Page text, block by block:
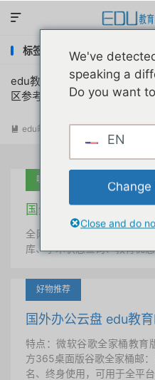

标签：教育机构网站后缀
edu教育后缀edu域名注册申
区参考普及首发
 edu邮箱资讯 阅读(9108)
吐血推荐
国外学术美国 edu教
全网唯一首发、自定义用
库、学术状态查询、教育优
好物推荐
国外办公云盘 edu教
特点：微软谷歌全家桶教育
方365桌面版谷歌全家桶邮
名、终身使用，可用于全平
We've
speaking a
Do you want
EN
Close and do